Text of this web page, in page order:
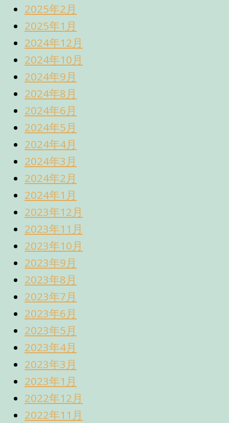
2025年2月
2025年1月
2024年12月
2024年10月
2024年9月
2024年8月
2024年6月
2024年5月
2024年4月
2024年3月
2024年2月
2024年1月
2023年12月
2023年11月
2023年10月
2023年9月
2023年8月
2023年7月
2023年6月
2023年5月
2023年4月
2023年3月
2023年1月
2022年12月
2022年11月